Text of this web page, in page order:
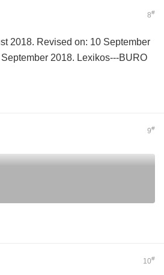
8#
2018. Revised on: 10 September
2018. Lexikos---BURO
9#
10#